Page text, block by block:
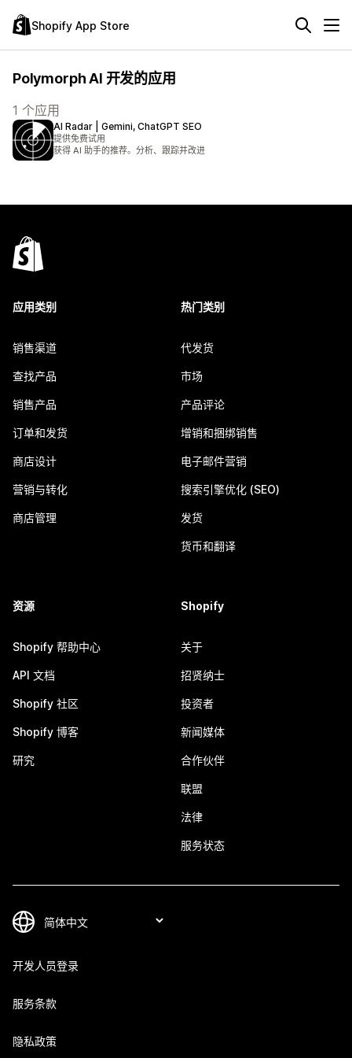
Shopify App Store
Polymorph AI 开发的应用
1 个应用
AI Radar | Gemini, ChatGPT SEO
提供免费试用
获得 AI 助手的推荐。分析、跟踪并改进
应用类别
销售渠道
查找产品
销售产品
订单和发货
商店设计
营销与转化
商店管理
热门类别
代发货
市场
产品评论
增销和捆绑销售
电子邮件营销
搜索引擎优化 (SEO)
发货
货币和翻译
资源
Shopify 帮助中心
API 文档
Shopify 社区
Shopify 博客
研究
Shopify
关于
招贤纳士
投资者
新闻媒体
合作伙伴
联盟
法律
服务状态
开发人员登录
服务条款
隐私政策